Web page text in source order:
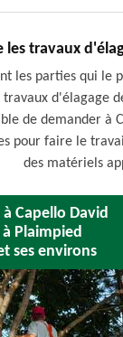
travaux
les parties qui le
d'élagage
de demander
pour faire le
des matériels
Capello David
Plaimpied
ses environs